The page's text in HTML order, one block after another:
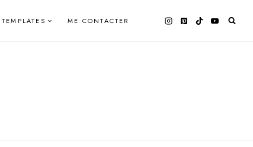
ME CONTACTER